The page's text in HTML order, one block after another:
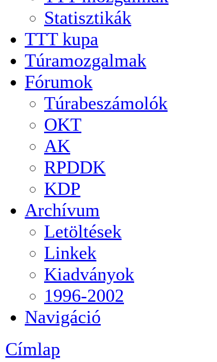
Statisztikák
TTT kupa
Túramozgalmak
Fórumok
Túrabeszámolók
OKT
AK
RPDDK
KDP
Archívum
Letöltések
Linkek
Kiadványok
1996-2002
Navigáció
Címlap